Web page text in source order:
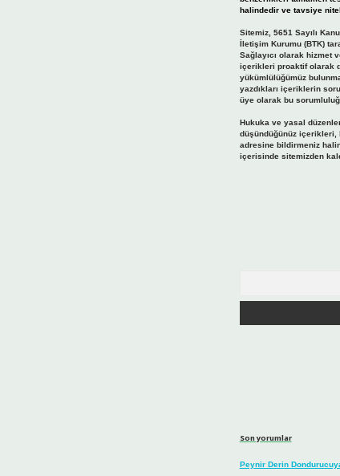
halindedir ve tavsiye
Sitemiz, 5651 Sayılı
İletişim Kurumu (BTK)
Sağlayıcı olarak hizmet
içerikleri proaktif olarak
yükümlülüğümüz
yazdıkları içeriklerin
üye olarak bu
Hukuka ve yasal
düşündüğünüz içerikleri,
adresine bildirmeniz
içerisinde sitemizden
Son yorumlar
Peynir Derin